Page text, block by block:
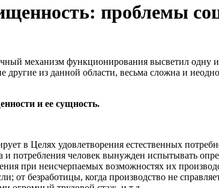
проблемы
механизм функционирования высветил одну
другие из данной области, весьма сложна и
и ее сущность.
в Целях удовлетворения естественных
и потребления человек вынужден испытывать
при неисчерпаемых возможностях их
от безработицы, когда производство не